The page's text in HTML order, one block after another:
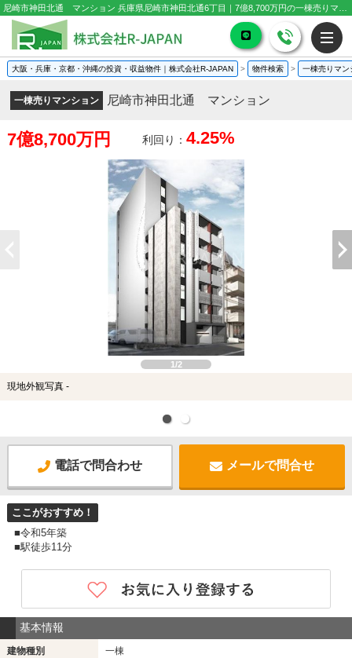
大阪・兵庫・京都・沖縄の投資・収益物件｜株式会社R-JAPAN > 物件検索 > 一棟売りマン
一棟売りマンション 尼崎市神田北通 マンション
7億8,700万円 利回り： 4.25%
1/2
現地外観写真 -
電話で問合わせ メールで問合せ
ここがおすすめ！
■令和5年築
■駅徒歩11分
基本情報
建物種別 一棟